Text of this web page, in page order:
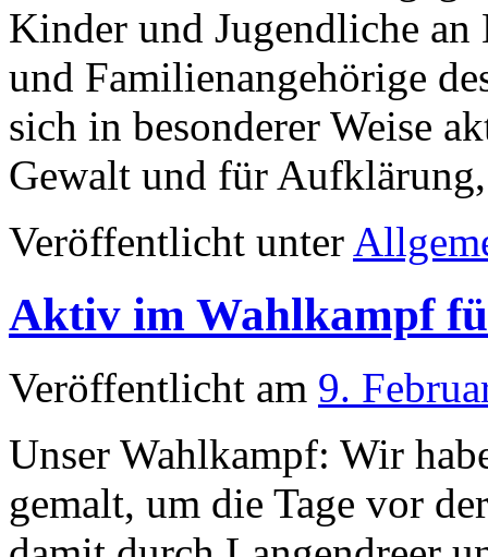
Veröffentlicht unter
Aktiv im Wahlkampf
Veröffentlicht am
9.
Unser Wahlkampf: Wir
gemalt, um die Tage vor
damit durch Langendreer
Hoffnung, ein paar
überzeugen, ihre Stimme
…Weiterlesen →